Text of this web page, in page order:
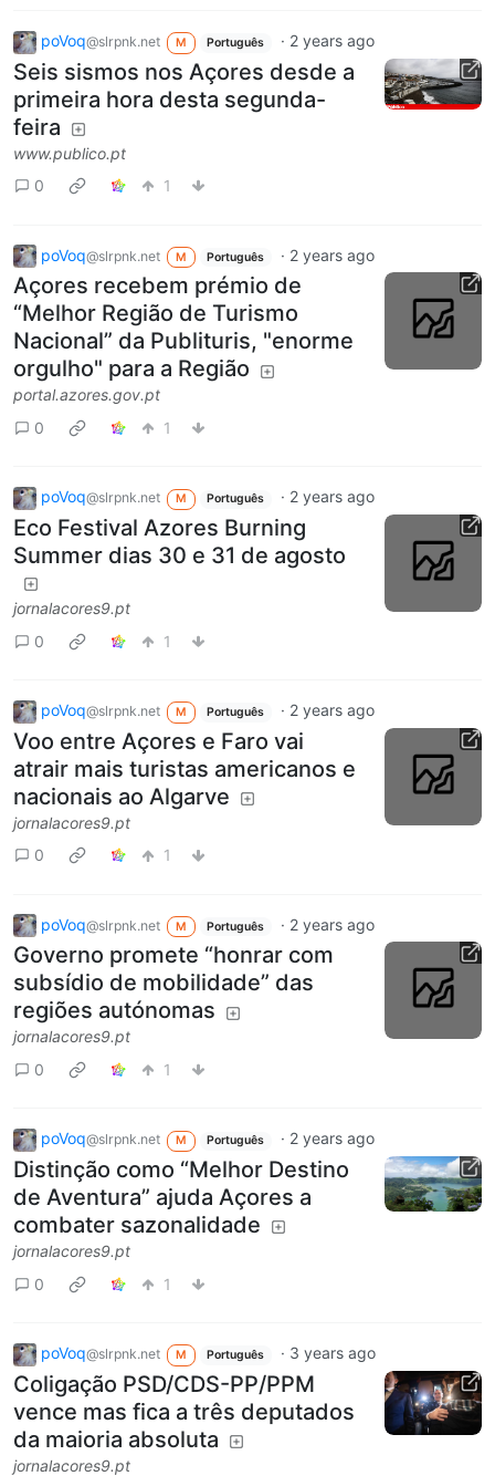
poVoq@slrpnk.net M Português · 2 years ago
Seis sismos nos Açores desde a
primeira hora desta segunda-
feira
www.publico.pt
0
1
poVoq@slrpnk.net M Português · 2 years ago
Açores recebem prémio de
“Melhor Região de Turismo
Nacional” da Publituris, "enorme
orgulho" para a Região
portal.azores.gov.pt
0
1
poVoq@slrpnk.net M Português · 2 years ago
Eco Festival Azores Burning
Summer dias 30 e 31 de agosto
jornalacores9.pt
0
1
poVoq@slrpnk.net M Português · 2 years ago
Voo entre Açores e Faro vai
atrair mais turistas americanos e
nacionais ao Algarve
jornalacores9.pt
0
1
poVoq@slrpnk.net M Português · 2 years ago
Governo promete “honrar com
subsídio de mobilidade” das
regiões autónomas
jornalacores9.pt
0
1
poVoq@slrpnk.net M Português · 2 years ago
Distinção como “Melhor Destino
de Aventura” ajuda Açores a
combater sazonalidade
jornalacores9.pt
0
1
poVoq@slrpnk.net M Português · 3 years ago
Coligação PSD/CDS-PP/PPM
vence mas fica a três deputados
da maioria absoluta
jornalacores9.pt